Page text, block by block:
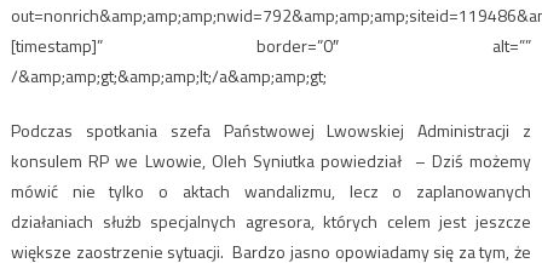
[timestamp]” border=”0″ alt=””
/&amp;amp;gt;&amp;amp;lt;/a&amp;amp;gt;
Podczas spotkania szefa Państwowej Lwowskiej Administracji z
konsulem RP we Lwowie, Oleh Syniutka powiedział – Dziś możemy
mówić nie tylko o aktach wandalizmu, lecz o zaplanowanych
działaniach służb specjalnych agresora, których celem jest jeszcze
większe zaostrzenie sytuacji. Bardzo jasno opowiadamy się za tym, że